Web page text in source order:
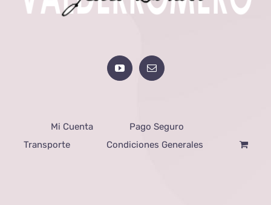
Mi Cuenta
Pago Seguro
Transporte
Condiciones Generales